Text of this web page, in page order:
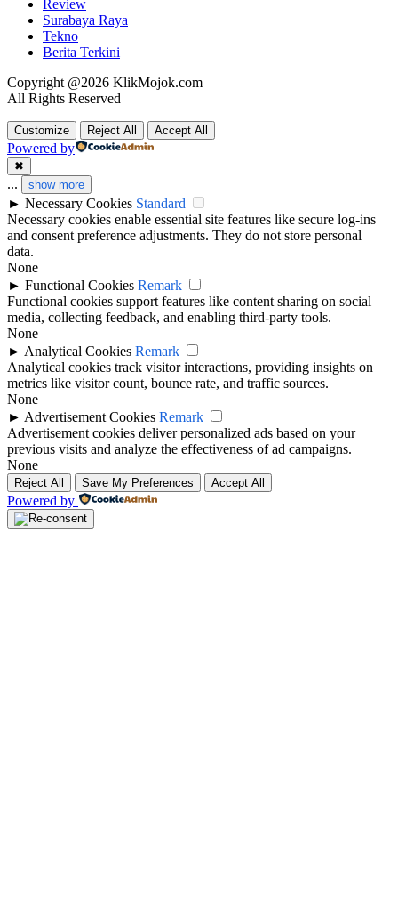
Review
Surabaya Raya
Tekno
Berita Terkini
Copyright @2026 KlikMojok.com
All Rights Reserved
Customize Reject All Accept All
Powered by
✖
... show more
► Necessary Cookies Standard
Necessary cookies enable essential site features like secure log-ins
and consent preference adjustments. They do not store personal
data.
None
► Functional Cookies Remark
Functional cookies support features like content sharing on social
media, collecting feedback, and enabling third-party tools.
None
► Analytical Cookies Remark
Analytical cookies track visitor interactions, providing insights on
metrics like visitor count, bounce rate, and traffic sources.
None
► Advertisement Cookies Remark
Advertisement cookies deliver personalized ads based on your
previous visits and analyze the effectiveness of ad campaigns.
None
Reject All Save My Preferences Accept All
Powered by